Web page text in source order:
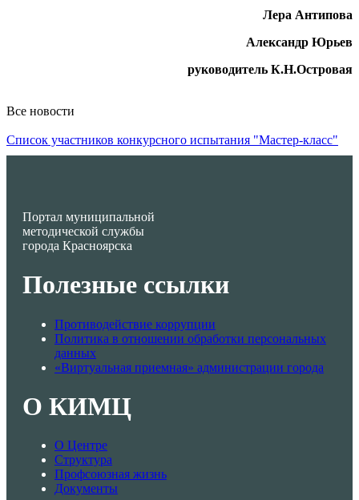
Лера Антипова
Александр Юрьев
руководитель К.Н.Островая
Все новости
Список участников конкурсного испытания "Мастер-класс"
Портал муниципальной
методической службы
города Красноярска
Полезные ссылки
Противодействие коррупции
Политика в отношении обработки персональных
данных
«Виртуальная приемная» администрации города
О КИМЦ
О Центре
Структура
Профсоюзная жизнь
Документы